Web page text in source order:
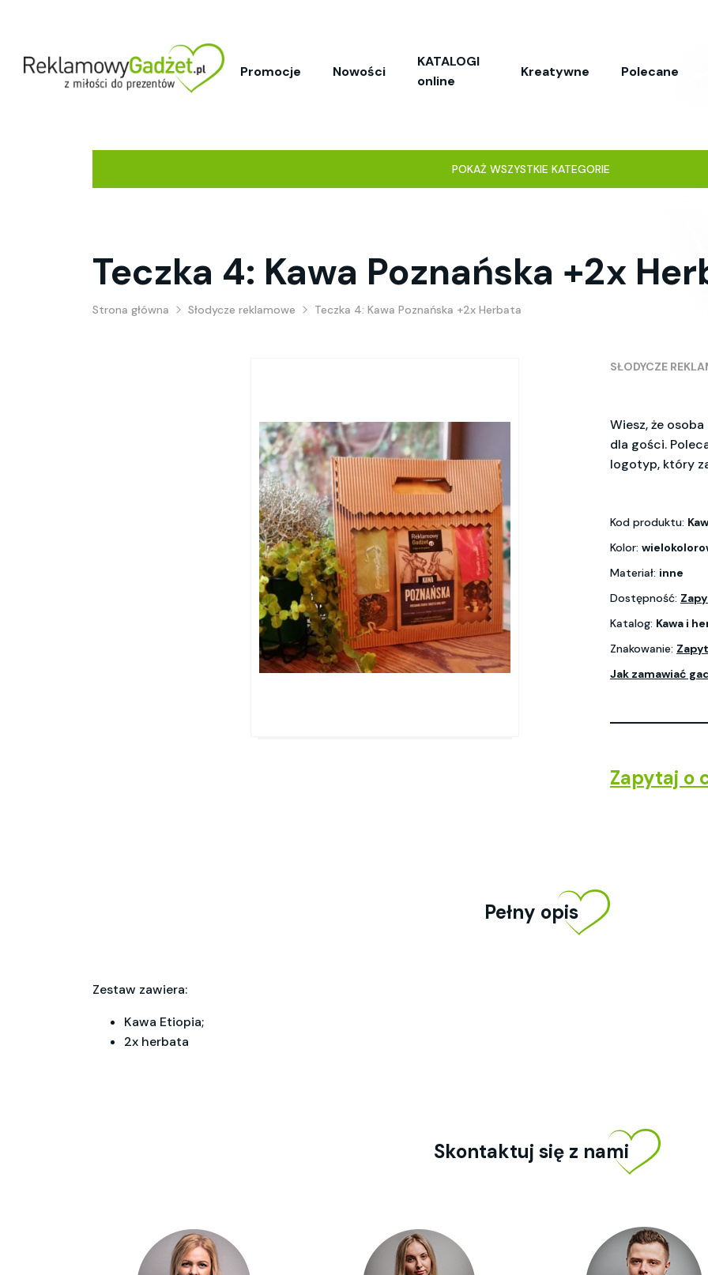
Promocje Nowości
KATALOGI
online
Kreatywne Polecane
POKAŻ WSZYSTKIE KATEGORIE
Teczka 4: Kawa Poznańska +2x
Strona główna Słodycze reklamowe Teczka 4: Kawa Poznańska +2x Herbata
SŁODYCZE
Wiesz, że
dla gości.
logotyp, który
Kod produktu:
Kolor:
Materiał: inne
Dostępność:
Katalog: Kawa i
Znakowanie:
Jak zamawiać
Zapytaj o
Pełny opis
Zestaw zawiera:
Kawa Etiopia;
2x herbata
Skontaktuj się z nami